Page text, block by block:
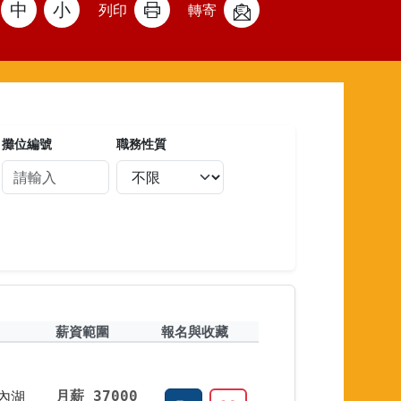
中 小 列印 轉寄
攤位編號 職務性質
薪資範圍 報名與收藏
湖 月薪 37000